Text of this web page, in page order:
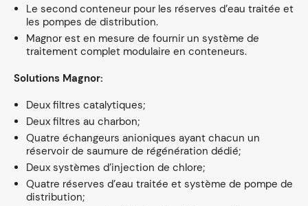
Le second conteneur pour les réserves d’eau traitée et
les pompes de distribution.
Magnor est en mesure de fournir un système de
traitement complet modulaire en conteneurs.
Solutions Magnor:
Deux filtres catalytiques;
Deux filtres au charbon;
Quatre échangeurs anioniques ayant chacun un
réservoir de saumure de régénération dédié;
Deux systèmes d’injection de chlore;
Quatre réserves d’eau traitée et système de pompe de
distribution;